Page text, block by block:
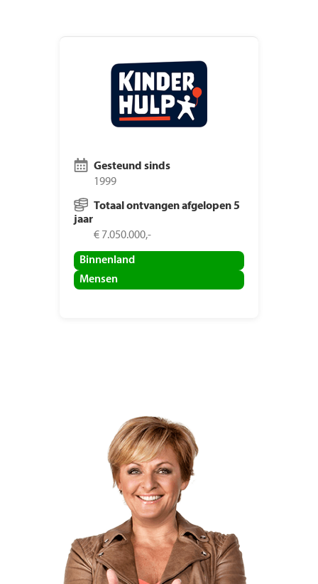
Gesteund sinds
1999
Totaal ontvangen afgelopen 5
jaar
€ 7.050.000,-
Binnenland
Mensen